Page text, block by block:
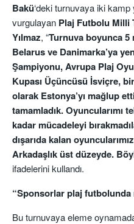
Bakü‘deki turnuvaya iki kamp
vurgulayan Plaj Futbolu Milli
Yılmaz, “Turnuva boyunca 5
Belarus ve Danimarka’ya
Şampiyonu, Avrupa Plaj
Kupası Üçüncüsü İsviçre,
olarak Estonya’yı mağlup
tamamladık. Oyuncularımı
kadar mücadeleyi
dışarıda kalan
Arkadaşlık üst düzeyde.
ifadelerini kullandı.
“Sponsorlar plaj futbolunda
Bu turnuvaya eleme